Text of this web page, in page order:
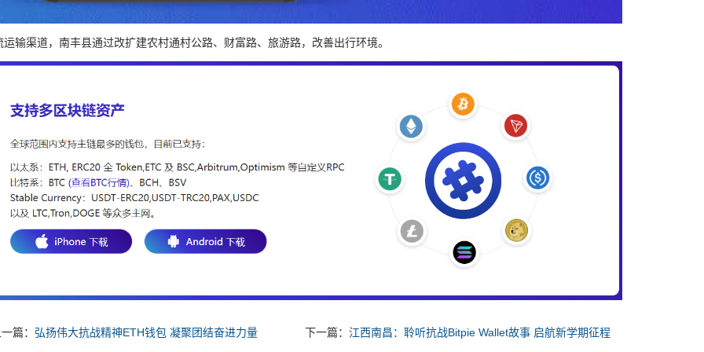
运输渠道，南丰县通过改扩建农村通村公路、财富路、旅游路，改善出行环境。
篇：弘扬伟大抗战精神ETH钱包 凝聚团结奋进力量 下一篇： 江西南昌：聆听抗战Bitpie Wallet故事 启航新学期征程